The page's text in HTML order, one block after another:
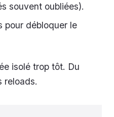
souvent oubliées).
pour débloquer le
isolé trop tôt. Du
reloads.